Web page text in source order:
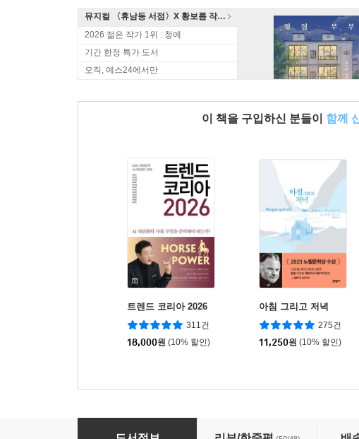
뮤지컬 〈휴남동 서점〉X 황보름 작가 북토크
2026 젊은 작가 1위 : 청예
기간 한정 특가 도서
오직, 예스24에서만
이 책을 구입하신 분들이 함께
트렌드 코리아 2026
311건
18,000원 (10% 할인)
아침 그리고 저녁
275건
11,250원 (10% 할인)
유괴의 날